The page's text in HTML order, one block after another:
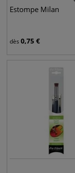
Estompe Milan
dès 0,75 €